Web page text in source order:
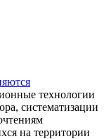
технологии
систематизации
на территории